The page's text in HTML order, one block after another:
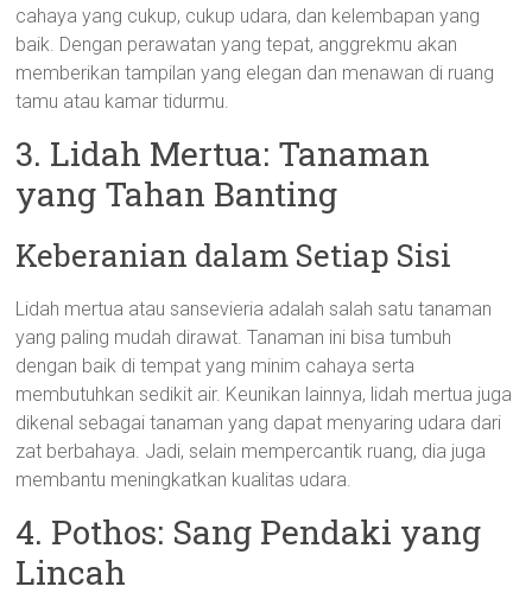
cahaya yang cukup, cukup udara, dan kelembapan yang
baik. Dengan perawatan yang tepat, anggrekmu akan
memberikan tampilan yang elegan dan menawan di ruang
tamu atau kamar tidurmu.
3. Lidah Mertua: Tanaman
yang Tahan Banting
Keberanian dalam Setiap Sisi
Lidah mertua atau sansevieria adalah salah satu tanaman
yang paling mudah dirawat. Tanaman ini bisa tumbuh
dengan baik di tempat yang minim cahaya serta
membutuhkan sedikit air. Keunikan lainnya, lidah mertua juga
dikenal sebagai tanaman yang dapat menyaring udara dari
zat berbahaya. Jadi, selain mempercantik ruang, dia juga
membantu meningkatkan kualitas udara.
4. Pothos: Sang Pendaki yang
Lincah